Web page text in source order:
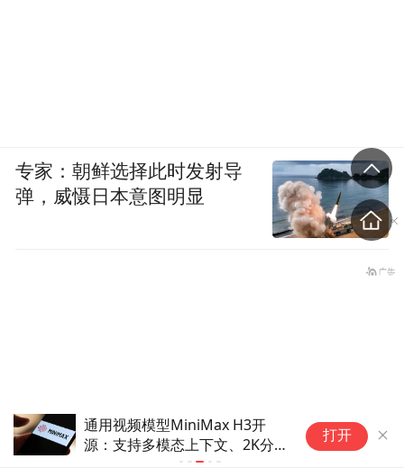
通用视频模型MiniMax H3开
源：支持多模态上下文、2K分
打开
专家：朝鲜选择此时发射导
弹，威慑日本意图明显